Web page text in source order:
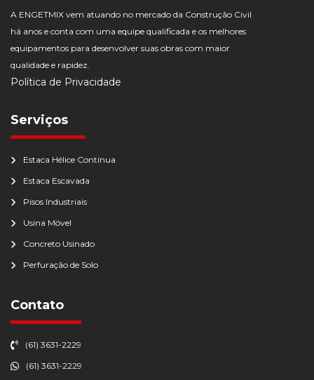
A ENGETMIX vem atuando no mercado da Construção Civil
há anos e conta com uma equipe qualificada e os melhores
equipamentos para desenvolver suas obras com maior
qualidade e rapidez.
Política de Privacidade
Serviços
Estaca Hélice Contínua
Estaca Escavada
Pisos Industriais
Usina Móvel
Concreto Usinado
Perfuração de Solo
Contato
(61) 3631-2229
(61) 3631-2229